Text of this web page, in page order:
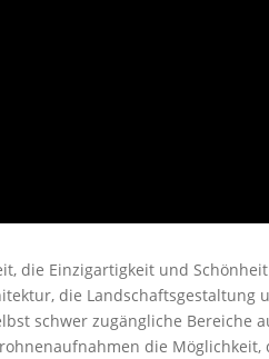
die Einzigartigkeit und
die Landschaftsgestaltung
schwer zugängliche Bereiche
die Möglichkeit,